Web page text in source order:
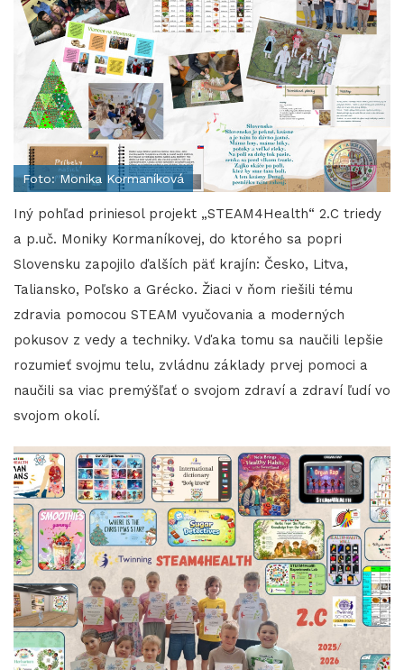
Foto: Monika Kormaníková
Iný pohľad priniesol projekt „STEAM4Health“ 2.C triedy
a p.uč. Moniky Kormaníkovej, do ktorého sa popri
Slovensku zapojilo ďalších päť krajín: Česko, Litva,
Taliansko, Poľsko a Grécko. Žiaci v ňom riešili tému
zdravia pomocou STEAM vyučovania a moderných
pokusov z vedy a techniky. Vďaka tomu sa naučili lepšie
rozumieť svojmu telu, zvládnu základy prvej pomoci a
naučili sa viac premýšľať o svojom zdraví a zdraví ľudí vo
svojom okolí.